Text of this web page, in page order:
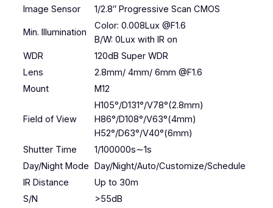
Image Sensor
1/2.8″ Progressive Scan CMOS
Min. Illumination
Color: 0.008Lux @F1.6
B/W: 0Lux with IR on
WDR
120dB Super WDR
Lens
2.8mm/ 4mm/ 6mm @F1.6
Mount
M12
Field of View
H105°/D131°/V78°(2.8mm)
H86°/D108°/V63°(4mm)
H52°/D63°/V40°(6mm)
Shutter Time
1/100000s∼1s
Day/Night Mode Day/Night/Auto/Customize/Schedule
IR Distance
Up to 30m
S/N
>55dB